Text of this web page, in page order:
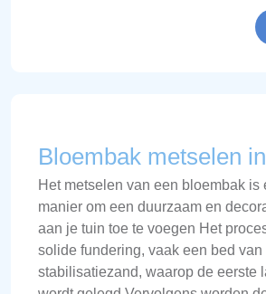
Bloembak metselen
Het metselen van een bloembak is
manier om een duurzaam en
aan je tuin toe te voegen Het
solide fundering, vaak een bed van
stabilisatiezand, waarop de eerste